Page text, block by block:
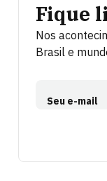
Fique
Nos
Brasil e
Seu e-mail